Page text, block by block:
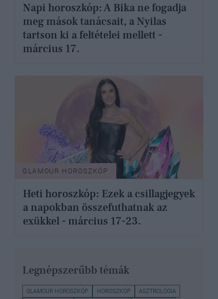
Napi horoszkóp: A Bika ne fogadja
meg mások tanácsait, a Nyilas
tartson ki a feltételei mellett -
március 17.
GLAMOUR HOROSZKÓP
Heti horoszkóp: Ezek a csillagjegyek
a napokban összefuthatnak az
exükkel - március 17-23.
Legnépszerűbb témák
GLAMOUR HOROSZKÓP HOROSZKÓP ASZTROLÓGIA